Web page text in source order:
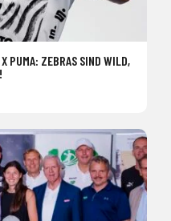
PUMA: ZEBRAS SIND WILD,